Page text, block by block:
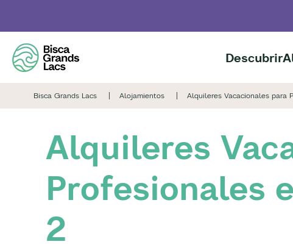
main
content
Descubrir
Bisca Grands Lacs Alojamientos Alquileres Vacacionales para
Alquileres
Profesionales
2